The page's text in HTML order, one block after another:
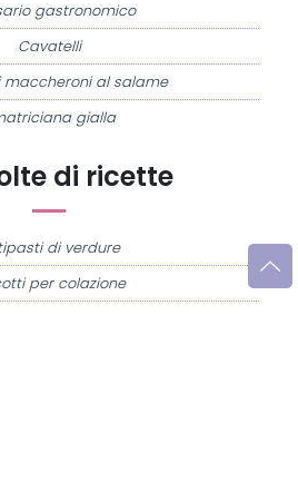
di ricette
di verdure
per colazione
gastronomico
Cavatelli
maccheroni al salame
gialla